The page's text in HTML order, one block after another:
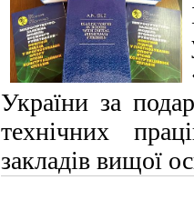
України за
технічних
закладів вищої